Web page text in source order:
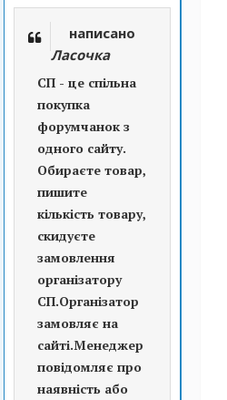
написано
Ласочка
СП - це спільна
покупка
форумчанок з
одного сайту.
Обираєте товар,
пишите
кількість товару,
скидуєте
замовлення
організатору
СП.Організатор
замовляє на
сайті.Менеджер
повідомляє про
наявність або